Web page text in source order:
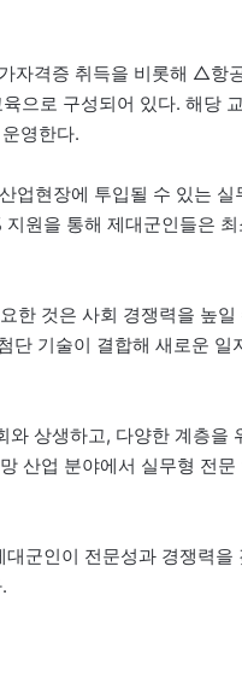
자격증 취득을 비롯해 △
으로 구성되어 있다. 해당
영한다.
업현장에 투입될 수 있는
원을 통해 제대군인들은
한 것은 사회 경쟁력을 높
기술이 결합해 새로운 일
상생하고, 다양한 계층을
산업 분야에서 실무형 전
군인이 전문성과 경쟁력